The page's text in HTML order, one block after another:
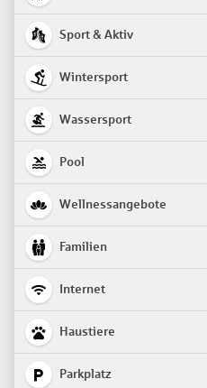
Sport & Aktiv
Wintersport
Wassersport
Pool
Wellnessangebote
Familien
Internet
Haustiere
Parkplatz